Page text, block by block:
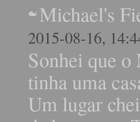
Michael's
2015-08-16,
Sonhei que
tinha uma
Um lugar